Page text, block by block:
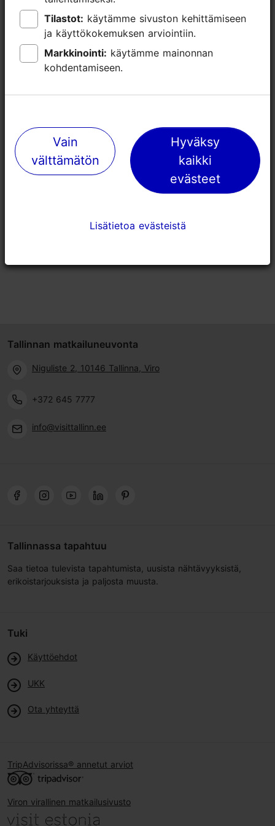
Tallinnan matkailuneuvonta
Niguliste 2, 10146 Tallinna, Viro
+372 645 7777
info@visittallinn.ee
Tallinnassa tapahtuu
Saa tietoa tulevista tapahtumista, uusista nähtävyyksistä,
erikoistarjouksista ja paljosta muusta.
Tuki
Käyttöehdot
UKK
Ota yhteyttä
TripAdvisorissa® annetut arviot
Viron virallinen matkailusivusto
Tilastot:
ja käyttökokemuksen arviointiin.
Markkinointi:
kohdentamiseen.
Vain
välttämätön
Hyväksy
kaikki
evästeet
Lisätietoa evästeistä
Tilastot:
ja käyttökokemuksen arviointiin.
Markkinointi:
kohdentamiseen.
Vain
välttämätön
Hyväksy
kaikki
evästeet
Lisätietoa evästeistä